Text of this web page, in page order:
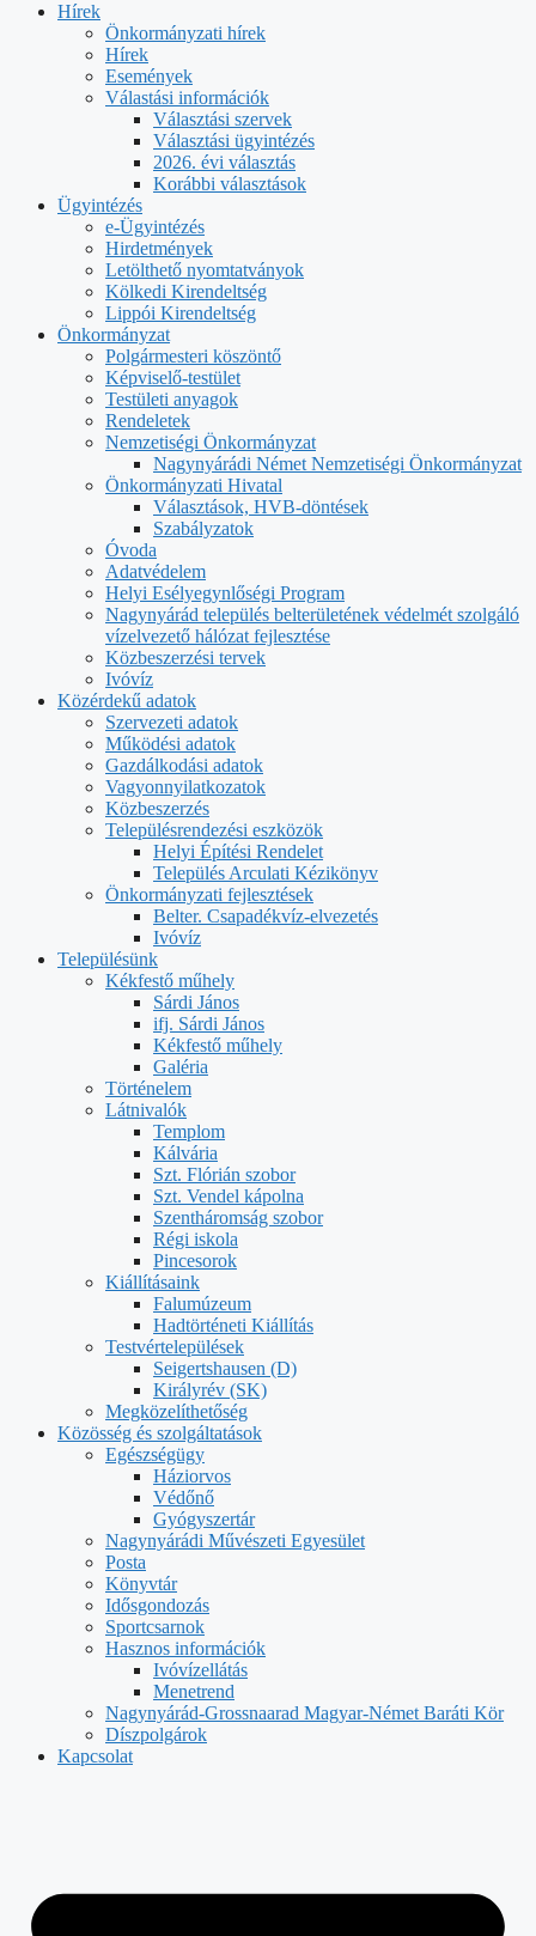
Hírek
Önkormányzati hírek
Hírek
Események
Válastási információk
Választási szervek
Választási ügyintézés
2026. évi választás
Korábbi választások
Ügyintézés
e-Ügyintézés
Hirdetmények
Letölthető nyomtatványok
Kölkedi Kirendeltség
Lippói Kirendeltség
Önkormányzat
Polgármesteri köszöntő
Képviselő-testület
Testületi anyagok
Rendeletek
Nemzetiségi Önkormányzat
Nagynyárádi Német Nemzetiségi Önkormányzat
Önkormányzati Hivatal
Választások, HVB-döntések
Szabályzatok
Óvoda
Adatvédelem
Helyi Esélyegynlőségi Program
Nagynyárád település belterületének védelmét szolgáló
vízelvezető hálózat fejlesztése
Közbeszerzési tervek
Ivóvíz
Közérdekű adatok
Szervezeti adatok
Működési adatok
Gazdálkodási adatok
Vagyonnyilatkozatok
Közbeszerzés
Településrendezési eszközök
Helyi Építési Rendelet
Település Arculati Kézikönyv
Önkormányzati fejlesztések
Belter. Csapadékvíz-elvezetés
Ivóvíz
Településünk
Kékfestő műhely
Sárdi János
ifj. Sárdi János
Kékfestő műhely
Galéria
Történelem
Látnivalók
Templom
Kálvária
Szt. Flórián szobor
Szt. Vendel kápolna
Szentháromság szobor
Régi iskola
Pincesorok
Kiállításaink
Falumúzeum
Hadtörténeti Kiállítás
Testvértelepülések
Seigertshausen (D)
Királyrév (SK)
Megközelíthetőség
Közösség és szolgáltatások
Egészségügy
Háziorvos
Védőnő
Gyógyszertár
Nagynyárádi Művészeti Egyesület
Posta
Könyvtár
Idősgondozás
Sportcsarnok
Hasznos információk
Ivóvízellátás
Menetrend
Nagynyárád-Grossnaarad Magyar-Német Baráti Kör
Díszpolgárok
Kapcsolat